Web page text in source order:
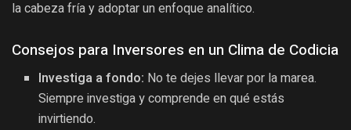
la cabeza fría y adoptar un enfoque analítico.
Consejos para Inversores en un Clima de Codicia
Investiga a fondo: No te dejes llevar por la marea.
Siempre investiga y comprende en qué estás
invirtiendo.